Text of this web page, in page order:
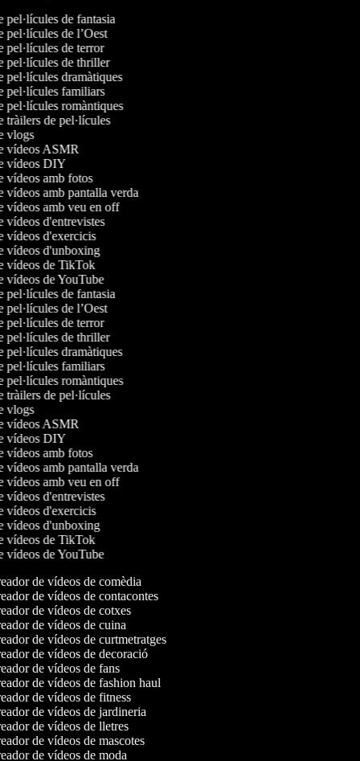
pel·lícules de fantasia
pel·lícules de l’Oest
pel·lícules de terror
pel·lícules de thriller
pel·lícules dramàtiques
pel·lícules familiars
pel·lícules romàntiques
tràilers de pel·lícules
vlogs
vídeos ASMR
vídeos DIY
vídeos amb fotos
vídeos amb pantalla verda
vídeos amb veu en off
vídeos d'entrevistes
vídeos d'exercicis
vídeos d'unboxing
vídeos de TikTok
vídeos de YouTube
pel·lícules de fantasia
pel·lícules de l’Oest
pel·lícules de terror
pel·lícules de thriller
pel·lícules dramàtiques
pel·lícules familiars
pel·lícules romàntiques
tràilers de pel·lícules
vlogs
vídeos ASMR
vídeos DIY
vídeos amb fotos
vídeos amb pantalla verda
vídeos amb veu en off
vídeos d'entrevistes
vídeos d'exercicis
vídeos d'unboxing
vídeos de TikTok
vídeos de YouTube
de vídeos de comèdia
de vídeos de contacontes
de vídeos de cotxes
de vídeos de cuina
de vídeos de curtmetratges
de vídeos de decoració
de vídeos de fans
de vídeos de fashion haul
de vídeos de fitness
de vídeos de jardineria
de vídeos de lletres
de vídeos de mascotes
de vídeos de moda